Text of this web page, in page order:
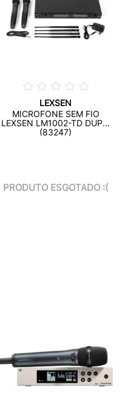
LEXSEN
MICROFONE SEM FIO
LEXSEN LM1002-TD DUP...
(83247)
PRODUTO ESGOTADO :(